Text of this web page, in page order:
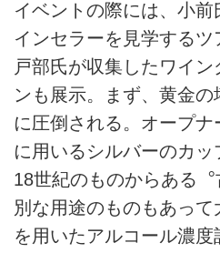
イベントの際には、小
インセラーを見学するツ
戸部氏が収集したワイ
ンも展示。まず、黄金
に圧倒される。オープ
に用いるシルバーのカ
18世紀のものからある
別な用途のものもあっ
を用いたアルコール濃